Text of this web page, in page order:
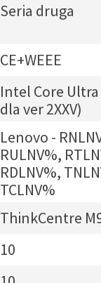
Seria druga
CE+WEEE
Intel Core
dla ver 2XXV)
Lenovo -
RULNV%,
RDLNV%,
TCLNV%
ThinkCentre
10